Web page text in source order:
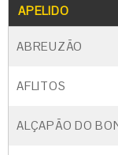
APELIDO
ABREUZÃO
AFLITOS
ALÇAPÃO DO